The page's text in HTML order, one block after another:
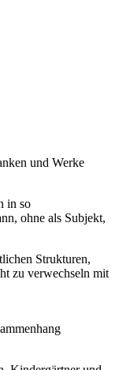
und Werke
in so
ohne als Subjekt,
Strukturen,
zu verwechseln mit